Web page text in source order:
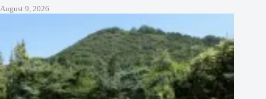
August 9, 2026